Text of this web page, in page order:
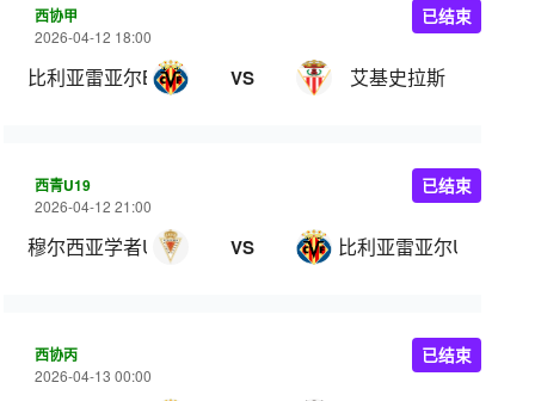
西协甲
2026-04-12 18:00
比利亚雷亚尔B队 VS 艾基史拉斯
已结束
西青U19
2026-04-12 21:00
穆尔西亚学者U19 VS 比利亚雷亚尔U19
已结束
西协丙
2026-04-13 00:00
已结束